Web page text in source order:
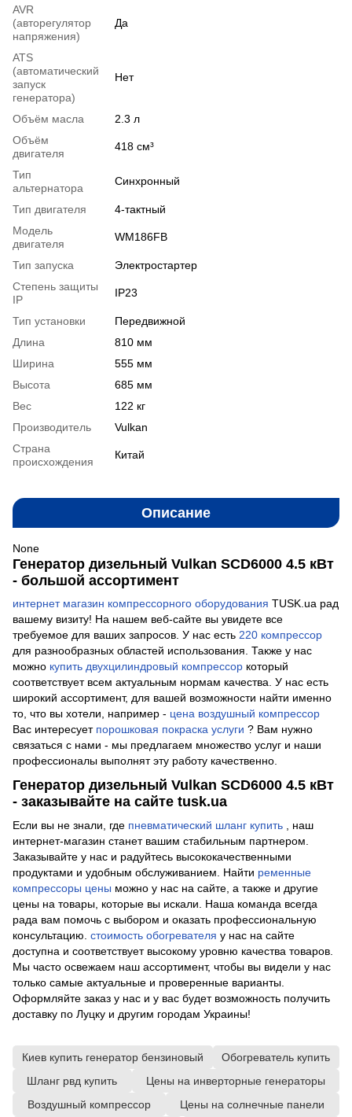
AVR
(авторегулятор
напряжения)
Да
ATS
(автоматический
запуск
генератора)
Нет
Объём масла
2.3 л
Объём
двигателя
418 см³
Тип
альтернатора
Синхронный
Тип двигателя
4-тактный
Модель
двигателя
WM186FB
Тип запуска
Электростартер
Степень защиты
IP
IP23
Тип установки
Передвижной
Длина
810 мм
Ширина
555 мм
Высота
685 мм
Вес
122 кг
Производитель
Vulkan
Страна
происхождения
Китай
Описание
None
Генератор дизельный Vulkan SCD6000 4.5 кВт
- большой ассортимент
интернет магазин компрессорного оборудования TUSK.ua рад
вашему визиту! На нашем веб-сайте вы увидете все
требуемое для ваших запросов. У нас есть 220 компрессор
для разнообразных областей использования. Также у нас
можно купить двухцилиндровый компрессор который
соответствует всем актуальным нормам качества. У нас есть
широкий ассортимент, для вашей возможности найти именно
то, что вы хотели, например - цена воздушный компрессор
Вас интересует порошковая покраска услуги ? Вам нужно
связаться с нами - мы предлагаем множество услуг и наши
профессионалы выполнят эту работу качественно.
Генератор дизельный Vulkan SCD6000 4.5 кВт
- заказывайте на сайте tusk.ua
Если вы не знали, где пневматический шланг купить , наш
интернет-магазин станет вашим стабильным партнером.
Заказывайте у нас и радуйтесь высококачественными
продуктами и удобным обслуживанием. Найти ременные
компрессоры цены можно у нас на сайте, а также и другие
цены на товары, которые вы искали. Наша команда всегда
рада вам помочь с выбором и оказать профессиональную
консультацию. стоимость обогревателя у нас на сайте
доступна и соответствует высокому уровню качества товаров.
Мы часто освежаем наш ассортимент, чтобы вы видели у нас
только самые актуальные и проверенные варианты.
Оформляйте заказ у нас и у вас будет возможность получить
доставку по Луцку и другим городам Украины!
Киев купить генератор бензиновый
Обогреватель купить
Шланг рвд купить
Цены на инверторные генераторы
Воздушный компрессор
Цены на солнечные панели